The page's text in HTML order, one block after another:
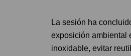
La sesión ha
exposición ambiental
inoxidable, evitar